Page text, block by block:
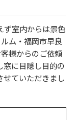
ず室内からは景色
ム・福岡市早良
様からのご依頼
窓に目隠し目的の
せていただきまし